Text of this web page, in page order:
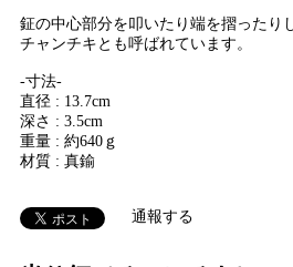
鉦の中心部分を叩いたり端を摺ったり
チャンチキとも呼ばれています。
-寸法-
直径 : 13.7cm
深さ : 3.5cm
重量 : 約640ｇ
材質 : 真鍮
通報する